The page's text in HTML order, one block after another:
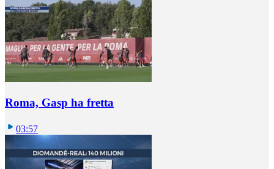
Roma, Gasp ha fretta
03:57